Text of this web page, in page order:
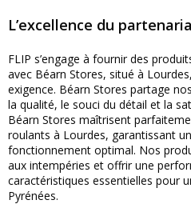
L’excellence du
FLIP s’engage à fournir des
avec Béarn Stores, situé à
exigence. Béarn Stores partage
la qualité, le souci du détail et la
Béarn Stores maîtrisent
roulants à Lourdes, garantissant
fonctionnement optimal. Nos
aux intempéries et offrir une
caractéristiques essentielles pour
Pyrénées.